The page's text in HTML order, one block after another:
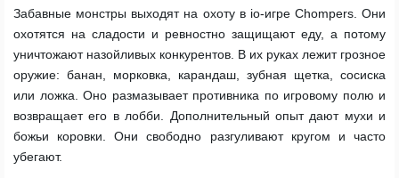
Забавные монстры выходят на охоту в io-игре Chompers. Они
охотятся на сладости и ревностно защищают еду, а потому
уничтожают назойливых конкурентов. В их руках лежит грозное
оружие: банан, морковка, карандаш, зубная щетка, сосиска
или ложка. Оно размазывает противника по игровому полю и
возвращает его в лобби. Дополнительный опыт дают мухи и
божьи коровки. Они свободно разгуливают кругом и часто
убегают.